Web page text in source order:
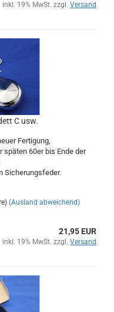
inkl. 19% MwSt. zzgl. Versand
C usw.
Fertigung,
späten 60er bis Ende der
Sicherungsfeder.
(Ausland abweichend)
21,95 EUR
inkl. 19% MwSt. zzgl. Versand